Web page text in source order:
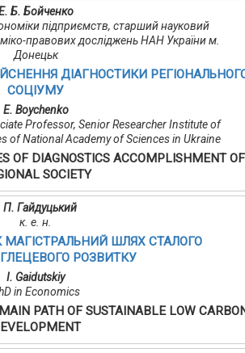
Б. Бойченко
підприємств, старший науковий
правових досліджень НАН України м.
Донецьк
ДІАГНОСТИКИ
СОЦІУМУ
E. Boychenko
Professor, Senior Researcher Institute of
of National Academy of Sciences in Ukraine
OF DIAGNOSTICS ACCOMPLISHMENT OF
SOCIETY
П. Гайдуцький
к. е. н.
МАГІСТРАЛЬНИЙ ШЛЯХ СТАЛОГО
РОЗВИТКУ
I. Gaidutskiy
in Economics
PATH OF SUSTAINABLE LOW